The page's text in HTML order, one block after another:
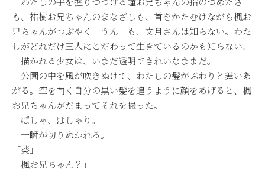
も、祐樹お兄ちゃんのまなざしも、首をかたむけながら楓お
兄ちゃんがつぶやく「うん」も、文月さんは知らない。わた
しがどれだけ三人にこだわって生きているのかも知らない。
描かれる少女は、いまだ透明できれいなままだ。
公園の中を風が吹きぬけて、わたしの髪がぶわりと舞いあ
がる。空を向く自分の黒い髪を追うように顔をあげると、楓
お兄ちゃんがだまってそれを撮った。
ぱしゃ、ぱしゃり。
一瞬が切りぬかれる。
「葵」
「楓お兄ちゃん？」